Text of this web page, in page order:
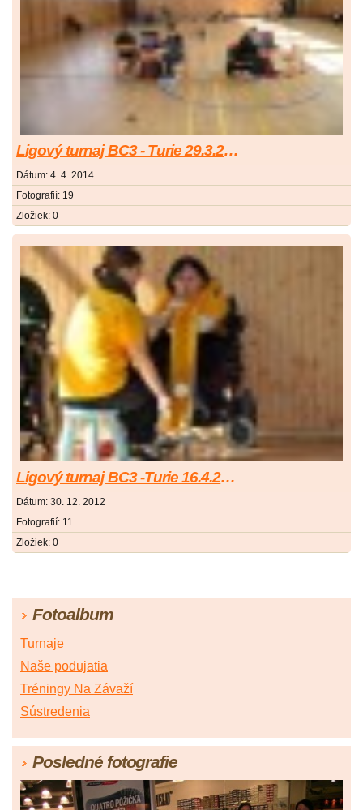
Ligový turnaj BC3 - Turie 29.3.2014
Dátum: 4. 4. 2014
Fotografií: 19
Zložiek: 0
Ligový turnaj BC3 -Turie 16.4.2011
Dátum: 30. 12. 2012
Fotografií: 11
Zložiek: 0
Fotoalbum
Turnaje
Naše podujatia
Tréningy Na Závaží
Sústredenia
Posledné fotografie